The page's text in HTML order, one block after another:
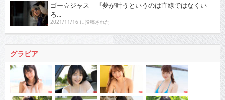
ゴー☆ジャス 『夢が叶うというのは直線ではなくい
ろ...
2021/11/16 に投稿された
グラビア